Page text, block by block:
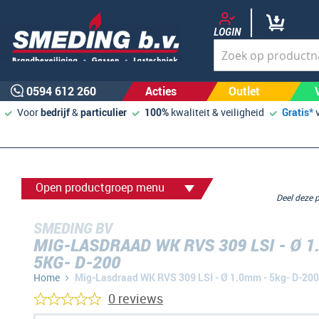
LOGIN
0594 612 260 Acties Outlet
Voorbedrijf&particulier 100% kwaliteit & veiligheid Gratis*
Open productgroep menu
SMEDING BV
MIG-LASDRAAD WK RVS 309 LSI - Ø
5KG- D-200
Home Mig-Lasdraad WK RVS 309 LSI - Ø 1.0mm - 5kg- D-200
Deel
0 reviews